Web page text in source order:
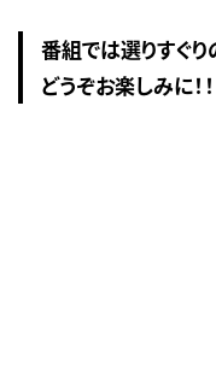
番組では選りすぐ
どうぞお楽しみに！！